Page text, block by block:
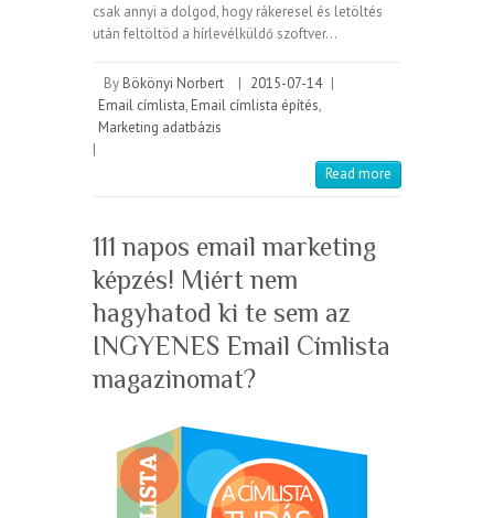
csak annyi a dolgod, hogy rákeresel és letöltés
után feltöltöd a hírlevélküldő szoftver…
By Bökönyi Norbert | 2015-07-14 |
Email címlista, Email címlista építés,
Marketing adatbázis
|
Read more
111 napos email marketing
képzés! Miért nem
hagyhatod ki te sem az
INGYENES Email Címlista
magazinomat?